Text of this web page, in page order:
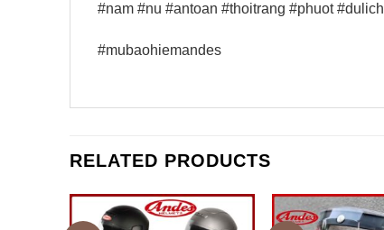
#nam #nu #antoan #thoitrang #phuot #dulich
#mubaohiemandes
RELATED PRODUCTS